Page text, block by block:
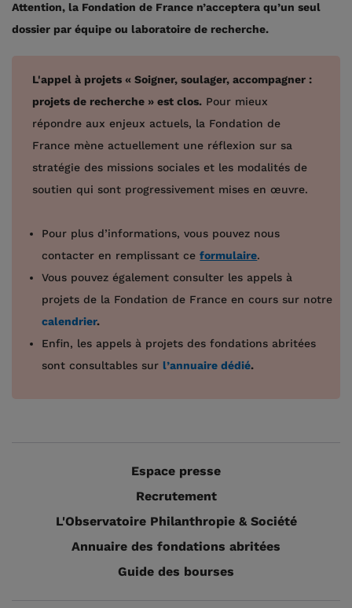
Attention, la Fondation de France n’acceptera qu’un seul
dossier par équipe ou laboratoire de recherche.
L'appel à projets « Soigner, soulager, accompagner :
projets de recherche » est clos. Pour mieux
répondre aux enjeux actuels, la Fondation de
France mène actuellement une réflexion sur sa
stratégie des missions sociales et les modalités de
soutien qui sont progressivement mises en œuvre.
Pour plus d’informations, vous pouvez nous
contacter en remplissant ceformulaire.
Vous pouvez également consulter les appels à
projets de la Fondation de France en cours sur notre
calendrier.
Enfin, les appels à projets des fondations abritées
sont consultables sur l’annuaire dédié.
Espace presse
Recrutement
L'Observatoire Philanthropie & Société
Annuaire des fondations abritées
Guide des bourses